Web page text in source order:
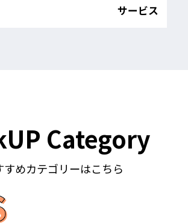
サービス
Category
すめカテゴリーはこちら